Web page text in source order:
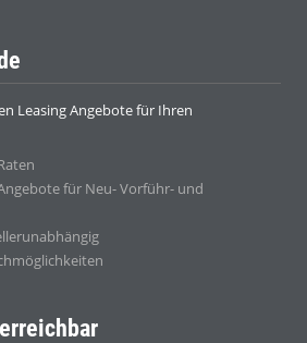
Leasing Angebote für Ihren
für Neu- Vorführ- und